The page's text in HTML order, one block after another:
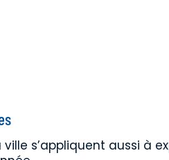
ville s’appliquent aussi à